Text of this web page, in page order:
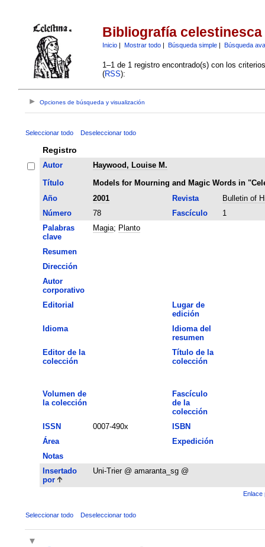
Bibliografía celestinesca
Inicio| Mostrar todo| Búsqueda simple| Búsqueda
1–1 de 1 registro encontrado(s) con los
(RSS):
Opciones de búsqueda y visualización
Seleccionar todo Deseleccionar todo
Registro
Autor
Haywood, Louise M.
Título
Models for Mourning and Magic Words in
Año
2001 Revista
Bulletin of
Número
78 Fascículo
1
Palabras
clave
Magia; Planto
Resumen
Dirección
Autor
corporativo
Editorial
Lugar de
edición
Idioma
Idioma del
resumen
Editor de la
colección
Título de la
colección
Volumen de
la colección
Fascículo
de la
colección
ISSN
0007-490x
ISBN
Área
Expedición
Notas
Insertado
por
Uni-Trier @ amaranta_sg @
Enlace
Seleccionar todo Deseleccionar todo